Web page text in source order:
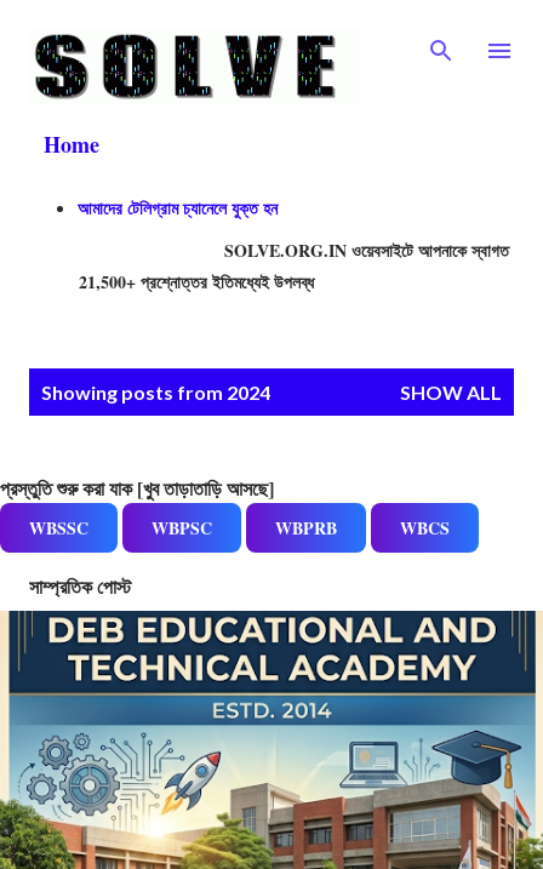
Skip to main content
Home
আমাদের টেলিগ্রাম চ্যানেলে যুক্ত হন
SOLVE.ORG.IN ওয়েবসাইটে আপনাকে স্বাগত।
21,500+ প্রশ্নোত্তর ইতিমধ্যেই উপলব্ধ
t
Showing posts from 2024 SHOW ALL
প্রস্তুতি শুরু করা যাক [খুব তাড়াতাড়ি আসছে]
WBSSC WBPSC WBPRB WBCS
সাম্প্রতিক পোস্ট